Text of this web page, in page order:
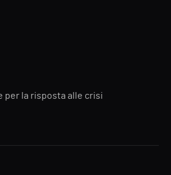
per la risposta alle crisi